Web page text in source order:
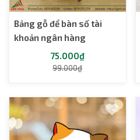
Bảng gỗ để bàn số tài
khoản ngân hàng
75.000₫
99.000₫